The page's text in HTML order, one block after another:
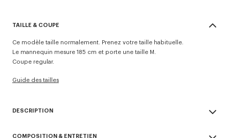
TAILLE & COUPE
Ce modèle taille normalement. Prenez votre taille habituelle.
Le mannequin mesure 185 cm et porte une taille M.
Coupe regular.
Guide des tailles
DESCRIPTION
COMPOSITION & ENTRETIEN